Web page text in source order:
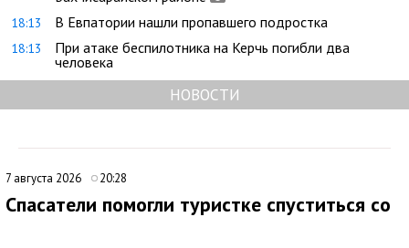
18:13 В Евпатории нашли пропавшего подростка
18:13
При атаке беспилотника на Керчь погибли два
человека
НОВОСТИ
7 августа 2026 20:28
Спасатели помогли туристке спуститься со